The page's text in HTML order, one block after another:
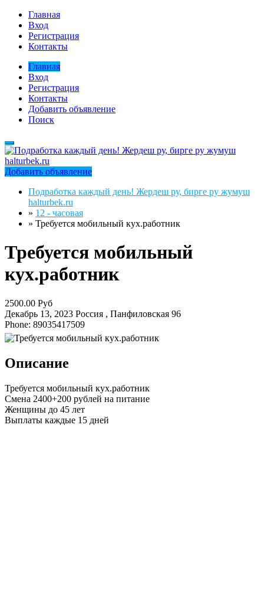
Главная
Вход
Регистрация
Контакты
Главная
Вход
Регистрация
Контакты
Добавить объявление
Поиск
Добавить объявление
Подработка каждый день! Жердеш ру, бирге ру жумуш
halturbek.ru
» 12 - часовая
» Требуется мобильный кух.работник
Требуется мобильный
кух.работник
2500.00 Руб
Декабрь 13, 2023 Россия , Панфиловская 96
Phone: 89035417509
Описание
Требуется мобильный кух.работник
Смена 2400+200 рублей на питание
Женщины до 45 лет
Выплаты каждые 15 дней